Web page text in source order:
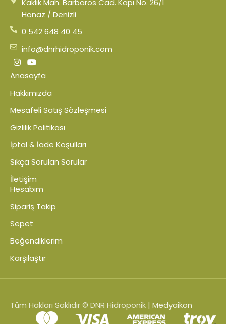
Kaklık Mah. Barbaros Cad. Kapı No. 26/1
Honaz / Denizli
0 542 648 40 45
info@dnrhidroponik.com
Anasayfa
Hakkımızda
Mesafeli Satış Sözleşmesi
Gizlilik Politikası
İptal & İade Koşulları
Sıkça Sorulan Sorular
İletişim
Hesabım
Sipariş Takip
Sepet
Beğendiklerim
Karşılaştır
Tüm Hakları Saklıdır © DNR Hidroponik | Medyaikon